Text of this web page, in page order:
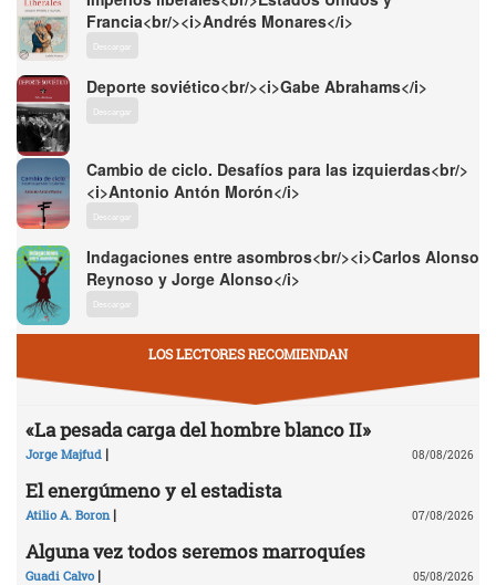
Francia<br/><i>Andrés Monares</i>
Descargar
Deporte soviético<br/><i>Gabe Abrahams</i>
Descargar
Cambio de ciclo. Desafíos para las izquierdas<br/>
<i>Antonio Antón Morón</i>
Descargar
Indagaciones entre asombros<br/><i>Carlos Alonso
Reynoso y Jorge Alonso</i>
Descargar
LOS LECTORES RECOMIENDAN
«La pesada carga del hombre blanco II»
Jorge Majfud | 08/08/2026
El energúmeno y el estadista
Atilio A. Boron | 07/08/2026
Alguna vez todos seremos marroquíes
Guadi Calvo | 05/08/2026